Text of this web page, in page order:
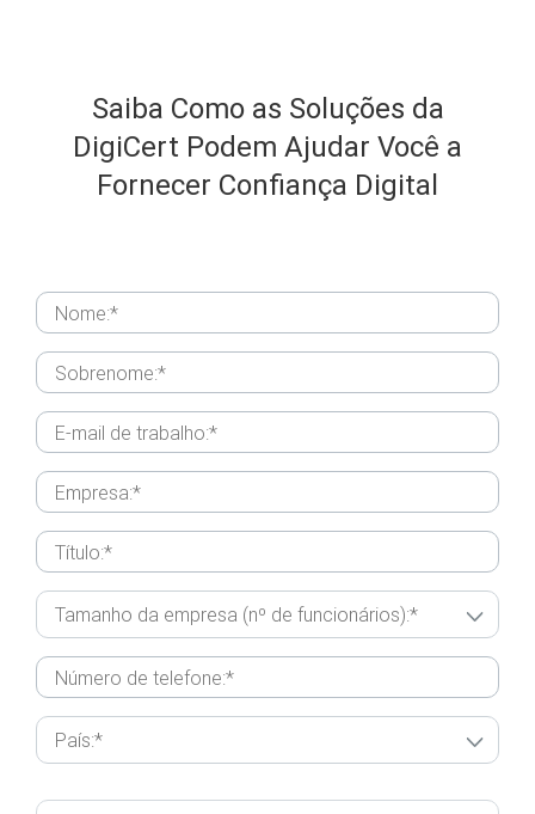
Saiba Como as Soluções da
DigiCert Podem Ajudar Você a
Fornecer Confiança Digital